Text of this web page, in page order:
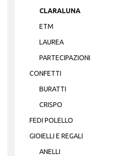
CLARALUNA
ETM
LAUREA
PARTECIPAZIONI
CONFETTI
BURATTI
CRISPO
FEDI POLELLO
GIOIELLI E REGALI
ANELLI